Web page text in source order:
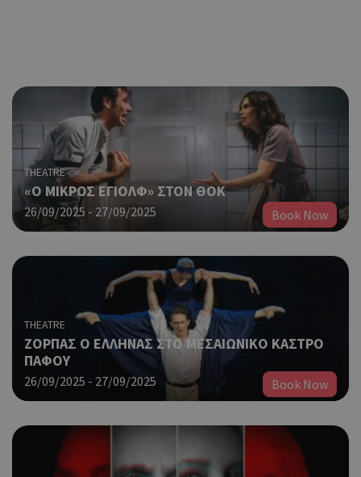
THEATRE
«Ο ΜΙΚΡΟΣ ΕΓΙΟΛΦ» ΣΤΟΝ ΘΟΚ
26/09/2025 - 27/09/2025 Book Now
THEATRE
ΖΟΡΠΑΣ Ο ΕΛΛΗΝΑΣ ΣΤΟ ΜΕΣΑΙΩΝΙΚΟ ΚΑΣΤΡΟ
ΠΑΦΟΥ
26/09/2025 - 27/09/2025 Book Now